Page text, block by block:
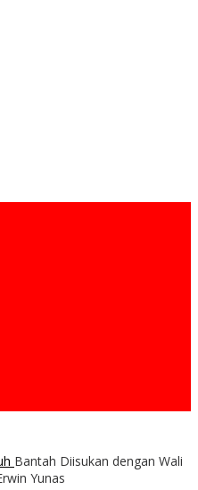
Bantah Diisukan dengan Wali
Yunas